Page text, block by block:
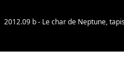
2012.09 b - Le char de Neptune,